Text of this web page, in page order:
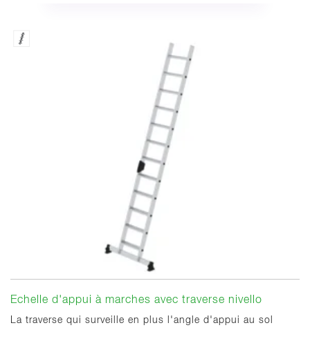
Echelle d'appui à marches avec traverse nivello
La traverse qui surveille en plus l'angle d'appui au sol